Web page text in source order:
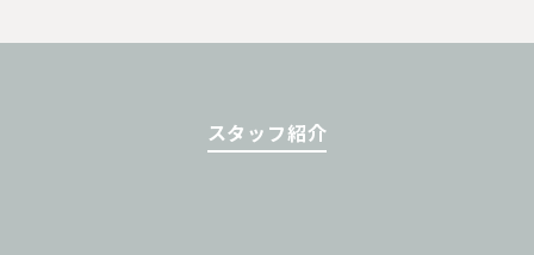
スタッフ紹介